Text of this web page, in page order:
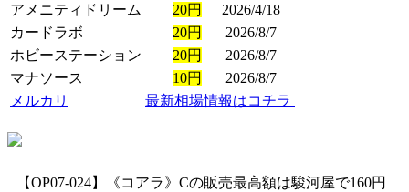
アメニティドリーム
20円
2026/4/18
カードラボ
20円
2026/8/7
ホビーステーション
20円
2026/8/7
マナソース
10円
2026/8/7
メルカリ
最新相場情報はコチラ
【OP07-024】《コアラ》Cの販売最高額は駿河屋で160円